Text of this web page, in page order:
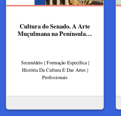
Cultura do Senado. A Arte
Muçulmana na Península…
Secundário | Formação Específica |
História Da Cultura E Das Artes |
Profissionais